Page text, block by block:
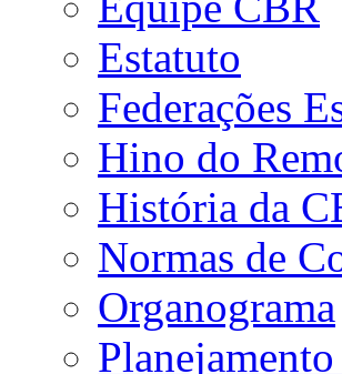
Estatuto
Federações
Hino do
História da
Normas de
Organograma